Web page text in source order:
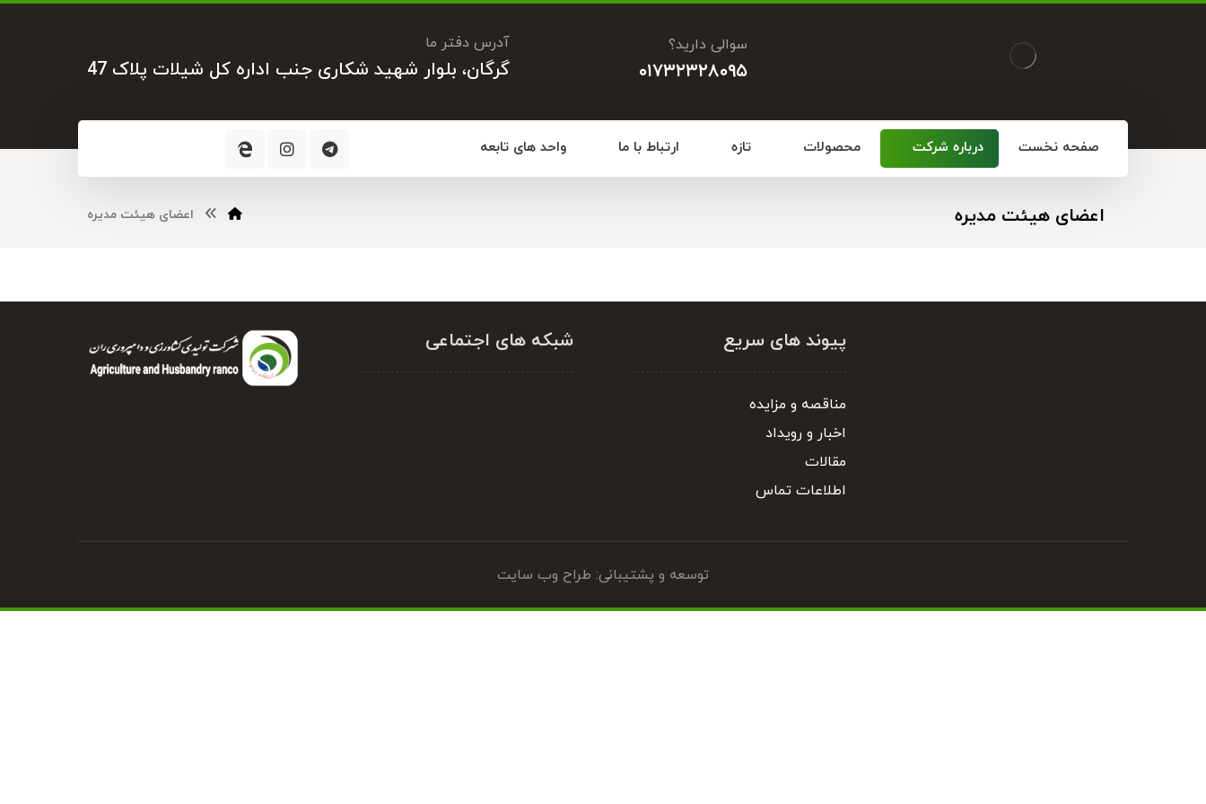
آدرس دفتر ما
گرگان، بلوار شهید شکاری جنب اداره کل شیلات پلاک 47
سوالی دارید؟
۰۱۷۳۲۳۲۸۰۹۵
صفحه نخست درباره شرکت محصولات تازه ارتباط با ما واحد های تابعه
اعضای هیئت مدیره اعضای هیئت مدیره
پیوند های سریع
مناقصه و مزایده
اخبار و رویداد
مقالات
اطلاعات تماس
شبکه های اجتماعی
توسعه و پشتیبانی: طراح وب سایت